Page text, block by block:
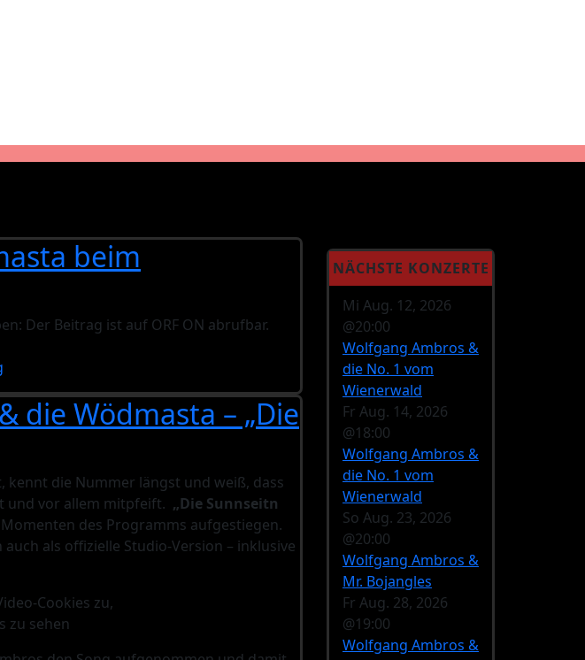
beim
Der Beitrag ist auf ORF ON abrufbar.
die Wödmasta – „Die
kennt die Nummer längst und weiß, dass
und vor allem mitpfeift. „Die Sunnseitn
des Programms aufgestiegen.
als offizielle Studio-Version – inklusive
Cookies zu,
zu sehen
NÄCHSTE KONZERTE
Mi Aug. 12, 2026
@20:00
Wolfgang Ambros &
die No. 1 vom
Wienerwald
Fr Aug. 14, 2026
@18:00
Wolfgang Ambros &
die No. 1 vom
Wienerwald
So Aug. 23, 2026
@20:00
Wolfgang Ambros &
Mr. Bojangles
Fr Aug. 28, 2026
@19:00
Wolfgang Ambros &